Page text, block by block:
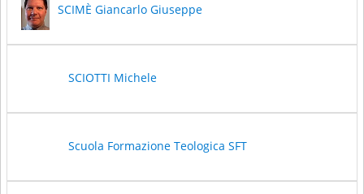
SCIMÈ Giancarlo Giuseppe
SCIOTTI Michele
Scuola Formazione Teologica SFT